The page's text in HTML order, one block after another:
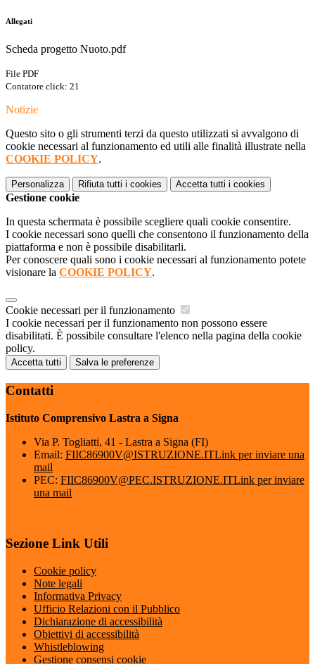
Allegati
Scheda progetto Nuoto.pdf
File PDF
Contatore click: 21
Notizie
Questo sito o gli strumenti terzi da questo utilizzati si avvalgono di
cookie necessari al funzionamento ed utili alle finalità illustrate nella
COOKIE POLICY.
Personalizza Rifiuta tutti i cookies Accetta tutti i cookies
Gestione cookie
In questa schermata è possibile scegliere quali cookie consentire.
I cookie necessari sono quelli che consentono il funzionamento della
piattaforma e non è possibile disabilitarli.
Per conoscere quali sono i cookie necessari al funzionamento potete
visionare la COOKIE POLICY.
Cookie necessari per il funzionamento
I cookie necessari per il funzionamento non possono essere
disabilitati. È possibile consultare l'elenco nella pagina della cookie
policy.
Accetta tutti Salva le preferenze
Contatti
Istituto Comprensivo Lastra a Signa
Via P. Togliatti, 41 - Lastra a Signa (FI)
Email: FIIC86900V@ISTRUZIONE.ITLink per inviare una
mail
PEC: FIIC86900V@PEC.ISTRUZIONE.ITLink per inviare
una mail
Sezione Link Utili
Cookie policy
Note legali
Informativa Privacy
Ufficio Relazioni con il Pubblico
Dichiarazione di accessibilità
Obiettivi di accessibilità
Whistleblowing
Gestione consensi cookie